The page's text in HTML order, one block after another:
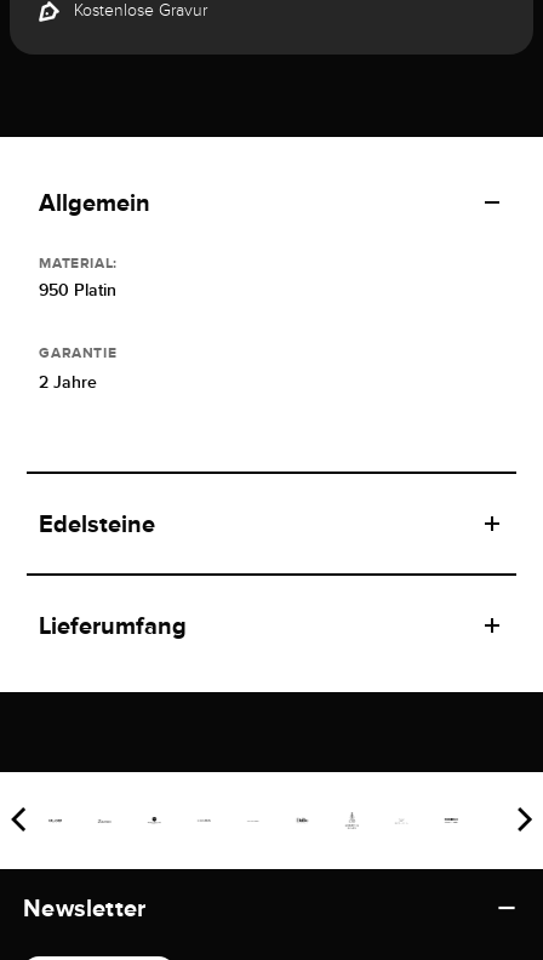
Kostenlose Gravur
Allgemein
MATERIAL:
950 Platin
GARANTIE
2 Jahre
Edelsteine
Lieferumfang
Newsletter